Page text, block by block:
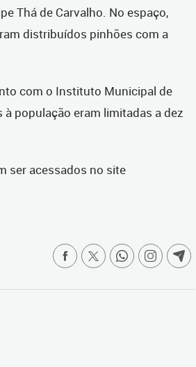
Thá de Carvalho. No espaço,
distribuídos pinhões com a
com o Instituto Municipal de
população eram limitadas a dez
ser acessados no site